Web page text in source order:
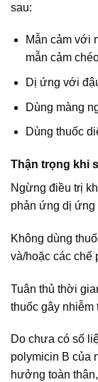
sau:
Mẫn cảm với
mẫn cảm
Dị ứng với
Dùng màng
Dùng thuốc
Thận trọng khi
Ngừng điều trị
phản ứng dị ứng
Không dùng
và/hoặc các chế
Tuân thủ thời
thuốc gây nhiễm
Do chưa có số
polymicin B của
hưởng toàn